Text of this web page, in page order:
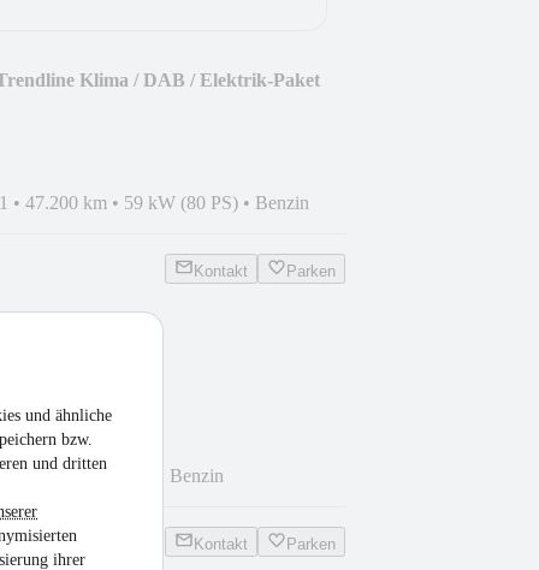
und ähnliche
bzw.
und dritten
ihrer
Klima / DAB / Elektrik-Paket
• 47.200 km • 59 kW (80 PS) • Benzin
Kontakt Parken
•44 kW (60 PS) Benzin
Kontakt Parken